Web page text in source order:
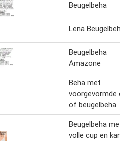
Beugelbeha
Lena Beugelbeha
Beugelbeha
Amazone
Beha met
voorgevormde
of beugelbeha
Beugelbeha met
volle cup en kant,